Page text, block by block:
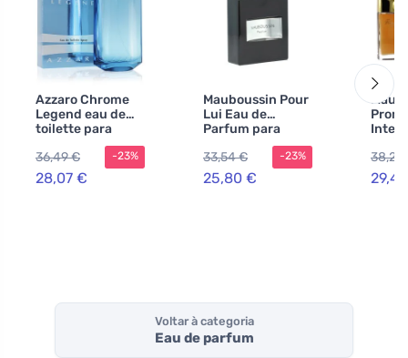
Azzaro Chrome
Legend eau de
toilette para
homens 125 ml
36,49 €
28,07 €
-23%
Mauboussin Pour
Lui Eau de
Parfum para
33,54 €
25,80 €
-23% 38,24
Voltar à categoria
Eau de parfum